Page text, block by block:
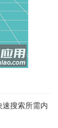
搜索所需内